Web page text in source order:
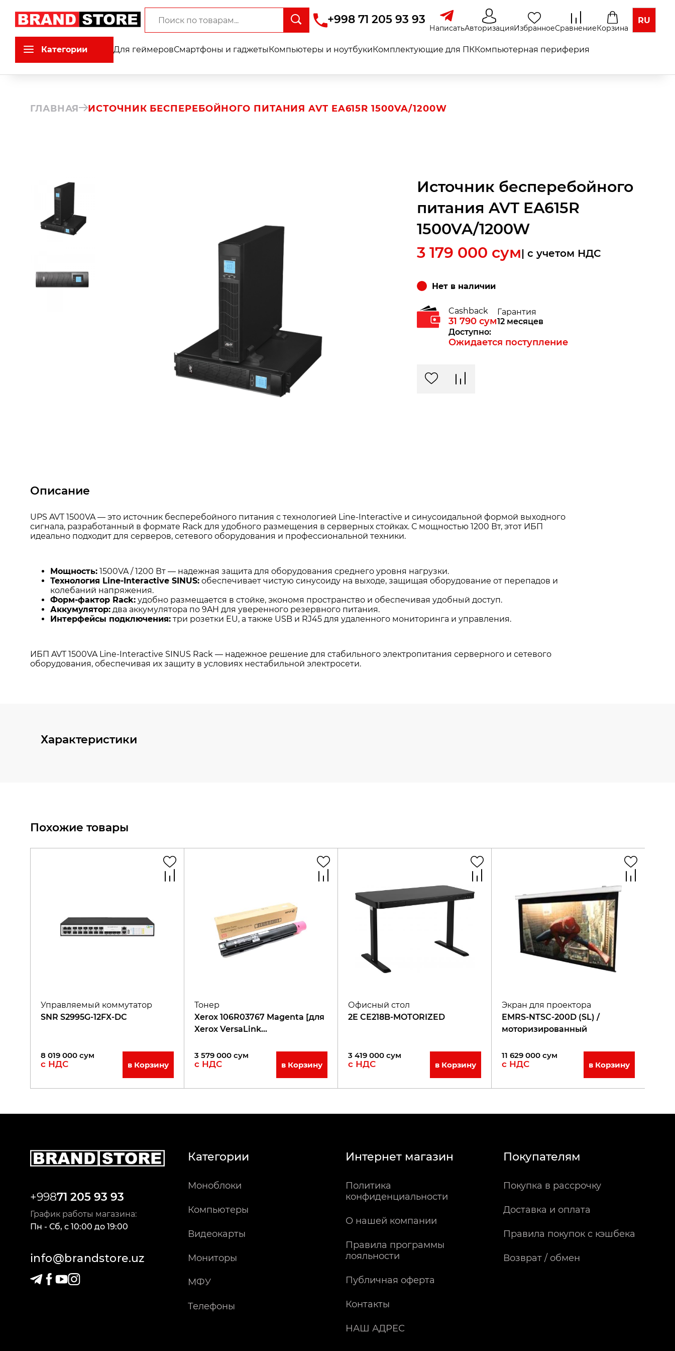
+998 71 205 93 93
НаписатьАвторизацияИзбранноеСравнениеКорзина
RU
Категории Для геймеровСмартфоны и гаджетыКомпьютеры и ноутбукиКомплектующие для ПККомпьютерная периферия
ГЛАВНАЯ ИСТОЧНИК БЕСПЕРЕБОЙНОГО ПИТАНИЯ AVT EA615R 1500VA/1200W
Источник бесперебойного
питания AVT EA615R
1500VA/1200W
3 179 000 сум| c учетом НДС
Нет в наличии
Cashback
31 790 сум
Гарантия
12 месяцев
Доступно:
Ожидается поступление
Описание
Характеристики
Похожие товары
Управляемый коммутатор
SNR S2995G-12FX-DC
8 019 000 сум
с НДС в Корзину
Тонер
Xerox 106R03767 Magenta [для
Xerox VersaLink
3 579 000 сум
с НДС в Корзину
Офисный стол
2E CE218B-MOTORIZED
3 419 000 сум
с НДС в Корзину
Экран для проектора
EMRS-NTSC-200D (SL) /
моторизированный
11 629 000 сум
с НДС в Корзину
+99871 205 93 93
График работы магазина:
Пн - Сб, c 10:00 до 19:00
info@brandstore.uz
Категории
Моноблоки
Компьютеры
Видеокарты
Мониторы
МФУ
Телефоны
Интернет магазин
Политика
конфиденциальности
О нашей компании
Правила программы
лояльности
Публичная оферта
Контакты
НАШ АДРЕС
Покупателям
Покупка в рассрочку
Доставка и оплата
Правила покупок с кэшбека
Возврат / обмен